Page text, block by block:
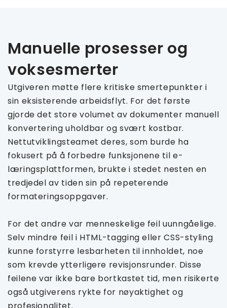
Manuelle prosesser og
voksesmerter
Utgiveren møtte flere kritiske smertepunkter i
sin eksisterende arbeidsflyt. For det første
gjorde det store volumet av dokumenter manuell
konvertering uholdbar og svært kostbar.
Nettutviklingsteamet deres, som burde ha
fokusert på å forbedre funksjonene til e-
læringsplattformen, brukte i stedet nesten en
tredjedel av tiden sin på repeterende
formateringsoppgaver.
For det andre var menneskelige feil uunngåelige.
Selv mindre feil i HTML-tagging eller CSS-styling
kunne forstyrre lesbarheten til innholdet, noe
som krevde ytterligere revisjonsrunder. Disse
feilene var ikke bare bortkastet tid, men risikerte
også utgiverens rykte for nøyaktighet og